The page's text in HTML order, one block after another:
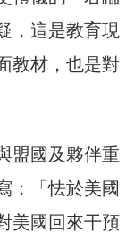
，這是教育現
教材，也是對
盟國及夥伴重
：「怯於美國
美國回來干預